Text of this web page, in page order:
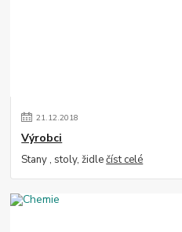
21.12.2018
Výrobci
Stany , stoly, židlečíst celé